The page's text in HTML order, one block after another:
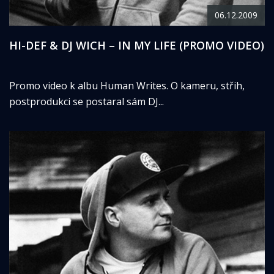
06.12.2009
HI-DEF & DJ WICH – IN MY LIFE (PROMO VIDEO)
Promo video k albu Human Writes. O kameru, střih,
postprodukci se postaral sám DJ...